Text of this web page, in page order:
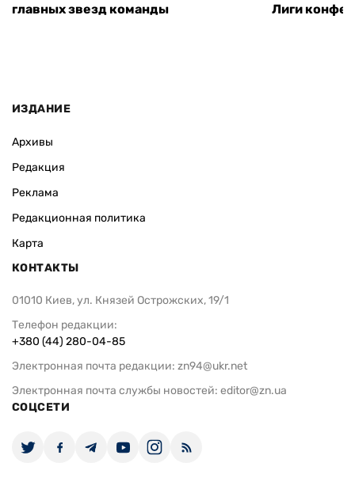
главных звезд команды
Лиги
ИЗДАНИЕ
Архивы
Редакция
Реклама
Редакционная политика
Карта
КОНТАКТЫ
01010 Киев, ул. Князей Острожских, 19/1
Телефон редакции:
+380 (44) 280-04-85
Электронная почта редакции: zn94@ukr.net
Электронная почта службы новостей: editor@zn.ua
СОЦСЕТИ